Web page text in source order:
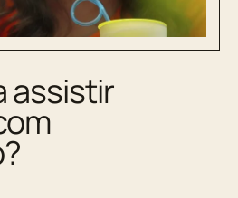
assistir